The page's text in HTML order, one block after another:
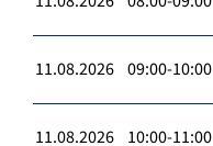
11.08.2026 09:00-10:00
11.08.2026 10:00-11:00